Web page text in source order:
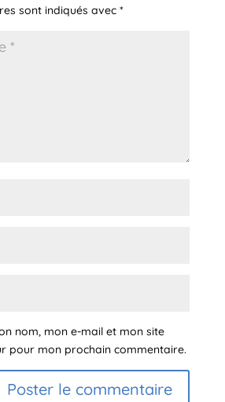
sont indiqués avec *
nom, mon e-mail et mon site
pour mon prochain commentaire.